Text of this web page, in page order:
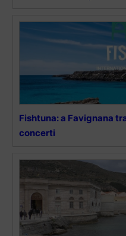
Fishtuna: a Favignana
concerti